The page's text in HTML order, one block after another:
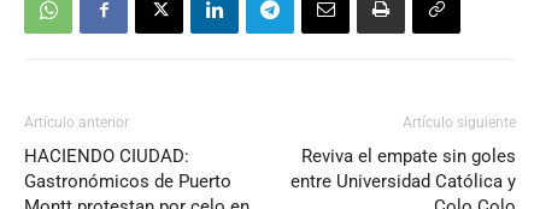
Artículo anterior
HACIENDO CIUDAD:
Gastronómicos de Puerto
Artículo siguiente
Reviva el empate sin goles
entre Universidad Católica y